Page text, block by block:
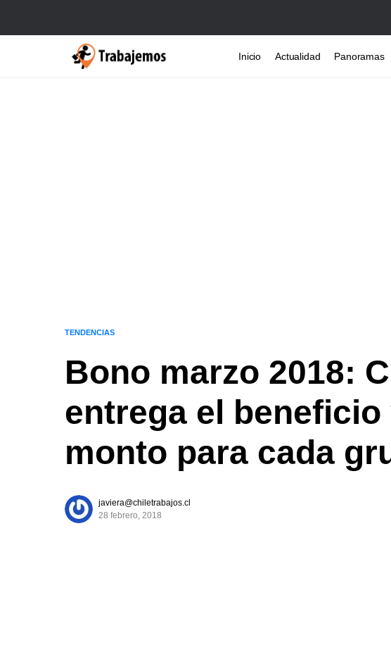
Inicio Actualidad Panoramas
TENDENCIAS
Bono marzo 2018:
entrega el beneficio
monto para cada
javiera@chiletrabajos.cl
28 febrero, 2018